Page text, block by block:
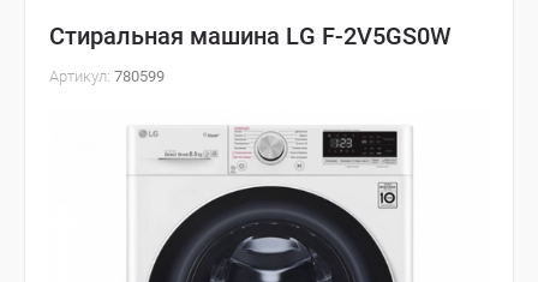
Стиральная машина LG F-2V5GS0W
Артикул: 780599